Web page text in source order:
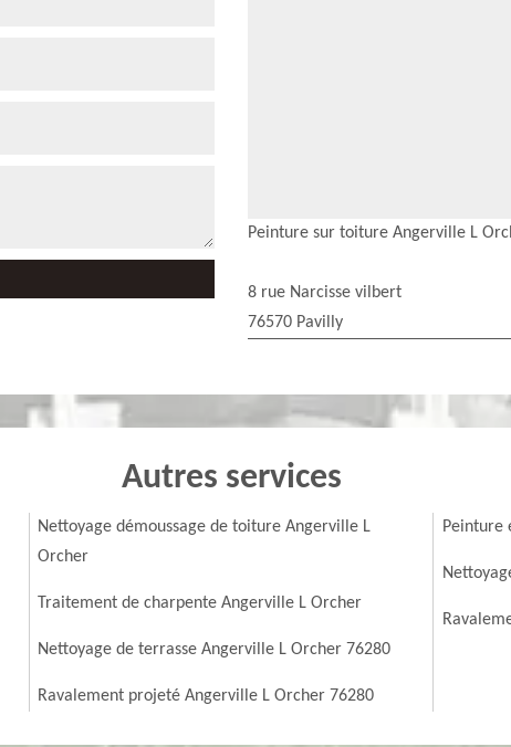
Peinture sur toiture Angerville L
8 rue Narcisse vilbert
76570 Pavilly
Autres services
Nettoyage démoussage de toiture Angerville L
Orcher
Traitement de charpente Angerville L Orcher
Nettoyage de terrasse Angerville L Orcher 76280
Ravalement projeté Angerville L Orcher 76280
Peinture